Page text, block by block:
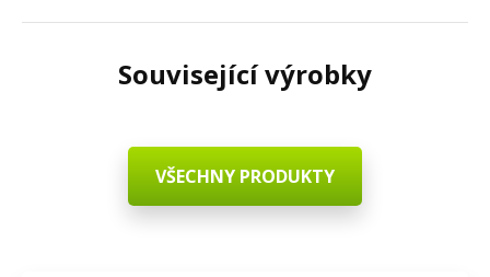
Související výrobky
VŠECHNY PRODUKTY